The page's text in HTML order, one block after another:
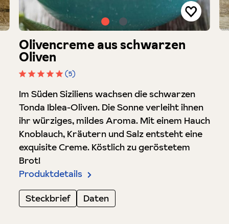
Olivencreme aus schwarzen
Oliven
(5)
Im Süden Siziliens wachsen die schwarzen
Tonda Iblea-Oliven. Die Sonne verleiht ihnen
ihr würziges, mildes Aroma. Mit einem Hauch
Knoblauch, Kräutern und Salz entsteht eine
exquisite Creme. Köstlich zu geröstetem
Brot!
Produktdetails
Steckbrief
Daten